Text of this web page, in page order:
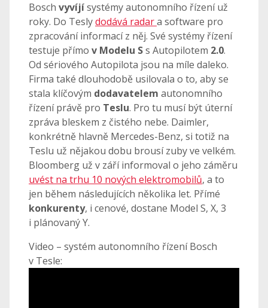
Bosch vyvíjísystémy autonomního řízení už
roky. Do Teslydodává radara software pro
zpracování informací z něj. Své systémy řízení
testuje přímo v Modelu Ss Autopilotem 2.0.
Od sériového Autopilota jsou na míle daleko.
Firma také dlouhodobě usilovala o to, aby se
stala klíčovým dodavatelem autonomního
řízení právě pro Teslu. Pro tu musí být úterní
zpráva bleskem z čistého nebe. Daimler,
konkrétně hlavně Mercedes-Benz, si totiž na
Teslu už nějakou dobu brousí zuby ve velkém.
Bloomberg už v září informoval o jeho záměru
uvést na trhu 10 nových elektromobilů, a to
jen během následujících několika let. Přímé
konkurenty, i cenové, dostane Model S, X, 3
i plánovaný Y.
Video – systém autonomního řízení Bosch
v Tesle: